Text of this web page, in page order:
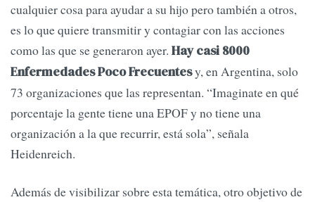
cualquier cosa para ayudar a su hijo pero también a otros,
es lo que quiere transmitir y contagiar con las acciones
como las que se generaron ayer. Hay casi 8000
Enfermedades Poco Frecuentesy, en Argentina, solo
73 organizaciones que las representan. “Imaginate en qué
porcentaje la gente tiene una EPOF y no tiene una
organización a la que recurrir, está sola”, señala
Heidenreich.
Además de visibilizar sobre esta temática, otro objetivo de